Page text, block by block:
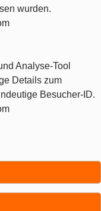
wurden.
Analyse-Tool
Details zum
Besucher-ID.